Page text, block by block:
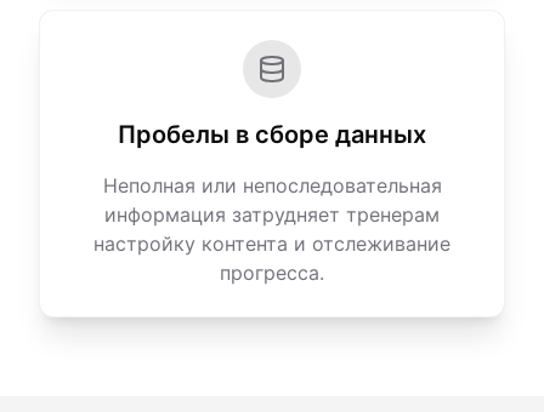
Пробелы в сборе данных
Неполная или непоследовательная
информация затрудняет тренерам
настройку контента и отслеживание
прогресса.